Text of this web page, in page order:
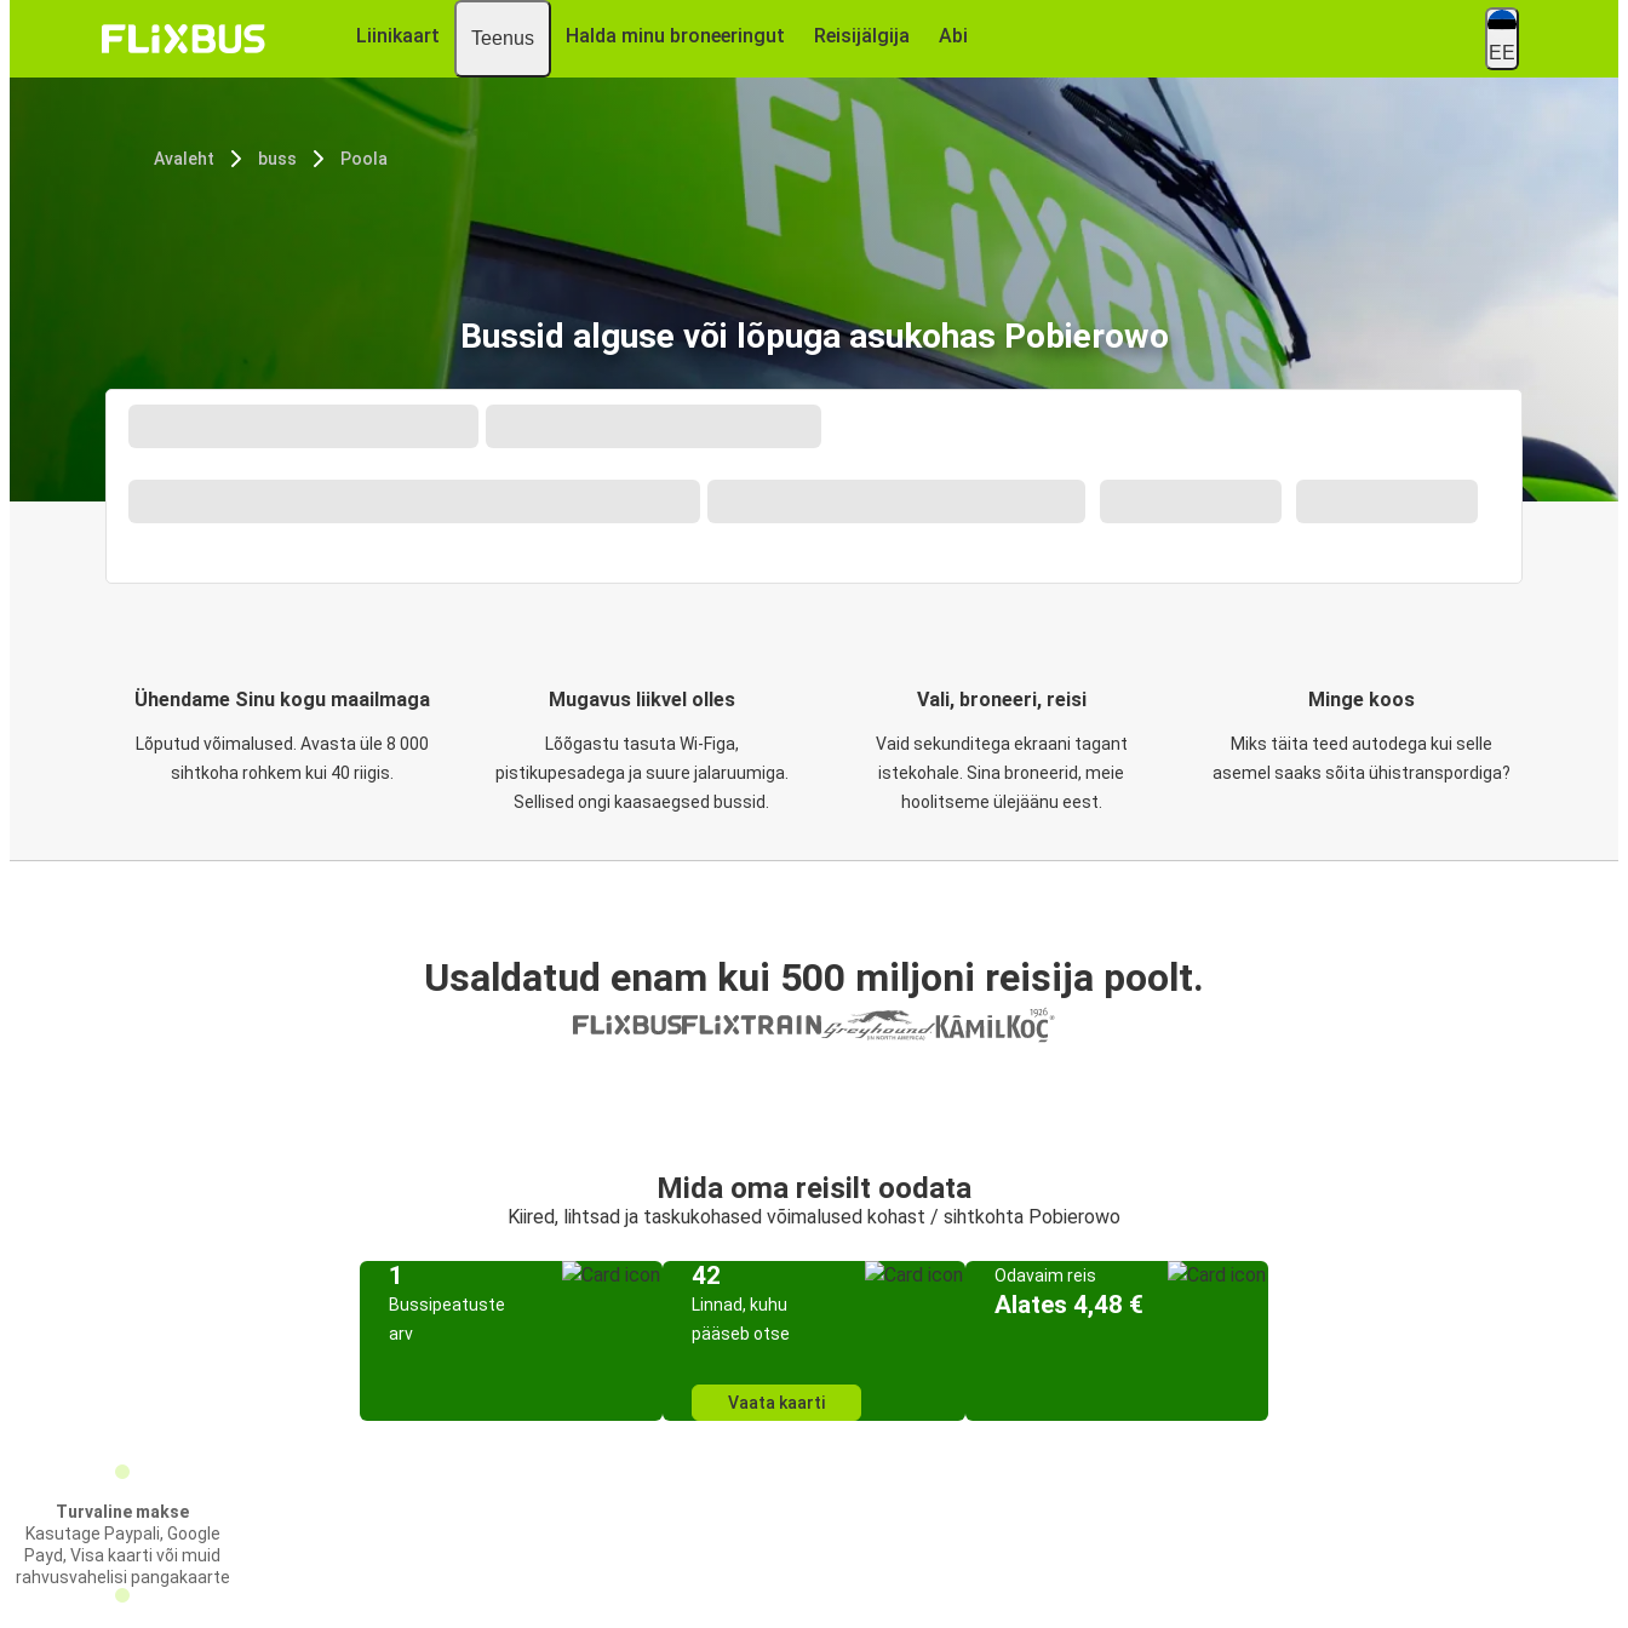
Liinikaart Teenus Halda minu broneeringut Reisijälgija Abi
EE
Avaleht buss Poola
Bussid alguse või lõpuga asukohas Pobierowo
Ühendame Sinu kogu maailmaga
Lõputud võimalused. Avasta üle 8 000
sihtkoha rohkem kui 40 riigis.
Mugavus liikvel olles
Lõõgastu tasuta Wi-Figa,
pistikupesadega ja suure jalaruumiga.
Sellised ongi kaasaegsed bussid.
Vali, broneeri, reisi
Vaid sekunditega ekraani tagant
istekohale. Sina broneerid, meie
hoolitseme ülejäänu eest.
Minge koos
Miks täita teed autodega kui selle
asemel saaks sõita ühistranspordiga?
Usaldatud enam kui 500 miljoni reisija poolt.
Mida oma reisilt oodata
Kiired, lihtsad ja taskukohased võimalused kohast / sihtkohta Pobierowo
1
Bussipeatuste
arv
42
Linnad, kuhu
pääseb otse
Vaata kaarti
Odavaim reis
Alates 4,48 €
Turvaline makse
Kasutage Paypali, Google
Payd, Visa kaarti või muid
rahvusvahelisi pangakaarte